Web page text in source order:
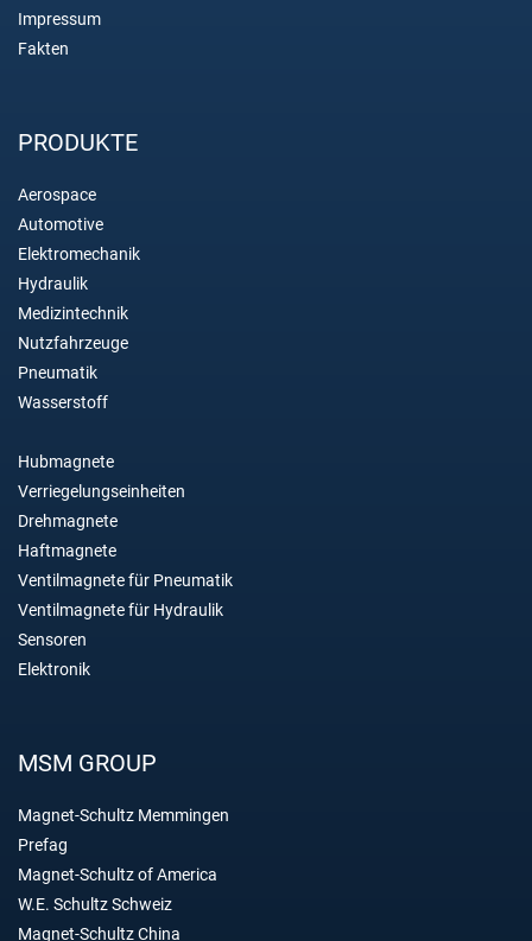
Impressum
Fakten
PRODUKTE
Aerospace
Automotive
Elektromechanik
Hydraulik
Medizintechnik
Nutzfahrzeuge
Pneumatik
Wasserstoff
Hubmagnete
Verriegelungseinheiten
Drehmagnete
Haftmagnete
Ventilmagnete für Pneumatik
Ventilmagnete für Hydraulik
Sensoren
Elektronik
MSM GROUP
Magnet-Schultz Memmingen
Prefag
Magnet-Schultz of America
W.E. Schultz Schweiz
Magnet-Schultz China